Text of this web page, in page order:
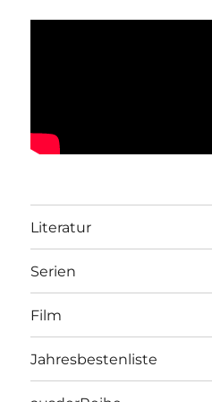
Literatur
Serien
Film
Jahresbestenliste